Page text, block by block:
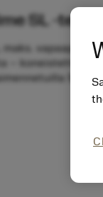
SL -
maks.
–